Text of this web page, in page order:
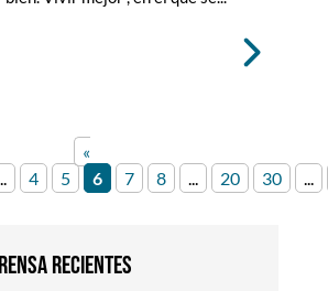
«
4 5 6 7 8 ... 20 30 ...